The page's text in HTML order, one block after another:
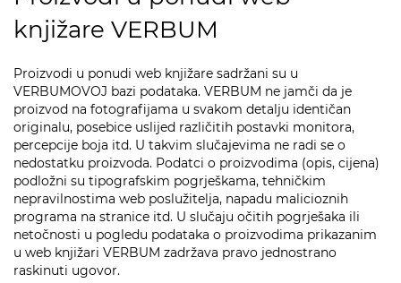
knjižare VERBUM
Proizvodi u ponudi web knjižare sadržani su u
VERBUMOVOJ bazi podataka. VERBUM ne jamči da je
proizvod na fotografijama u svakom detalju identičan
originalu, posebice uslijed različitih postavki monitora,
percepcije boja itd. U takvim slučajevima ne radi se o
nedostatku proizvoda. Podatci o proizvodima (opis, cijena)
podložni su tipografskim pogrješkama, tehničkim
nepravilnostima web poslužitelja, napadu malicioznih
programa na stranice itd. U slučaju očitih pogrješaka ili
netočnosti u pogledu podataka o proizvodima prikazanim
u web knjižari VERBUM zadržava pravo jednostrano
raskinuti ugovor.